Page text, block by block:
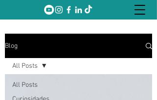
Blog
All Posts
All Posts